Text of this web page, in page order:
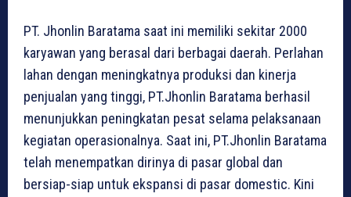
PT. Jhonlin Baratama saat ini memiliki sekitar 2000
karyawan yang berasal dari berbagai daerah. Perlahan
lahan dengan meningkatnya produksi dan kinerja
penjualan yang tinggi, PT.Jhonlin Baratama berhasil
menunjukkan peningkatan pesat selama pelaksanaan
kegiatan operasionalnya. Saat ini, PT.Jhonlin Baratama
telah menempatkan dirinya di pasar global dan
bersiap-siap untuk ekspansi di pasar domestic. Kini